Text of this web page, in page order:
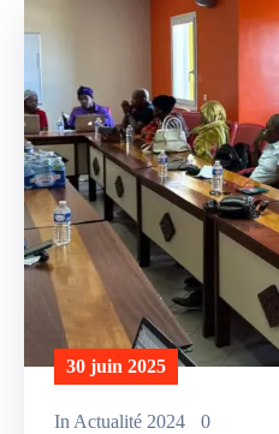
30 juin 2025
In Actualité 2024 0